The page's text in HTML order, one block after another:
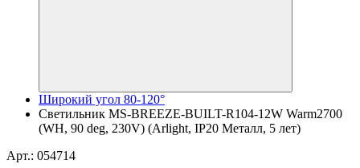
Широкий угол 80-120°
Светильник MS-BREEZE-BUILT-R104-12W Warm2700
(WH, 90 deg, 230V) (Arlight, IP20 Металл, 5 лет)
Арт.: 054714